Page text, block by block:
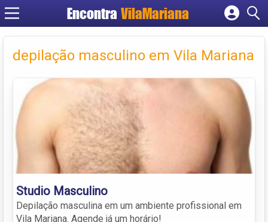
EncontraVilaMariana
Cadastrar empresa
Criar conta
depilação masculino em Vila Mariana
Studio Masculino
Depilação masculina em um ambiente profissional em
Vila Mariana. Agende já um horário!